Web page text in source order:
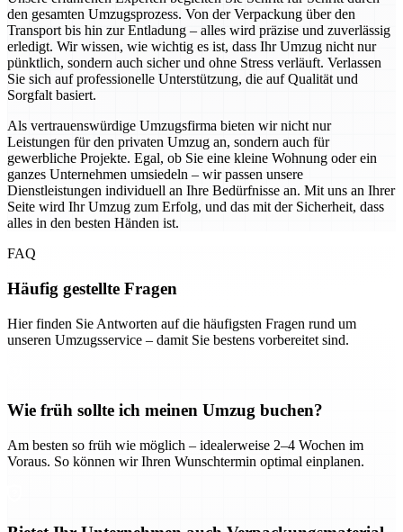
den gesamten Umzugsprozess. Von der Verpackung über den
Transport bis hin zur Entladung – alles wird präzise und zuverlässig
erledigt. Wir wissen, wie wichtig es ist, dass Ihr Umzug nicht nur
pünktlich, sondern auch sicher und ohne Stress verläuft. Verlassen
Sie sich auf professionelle Unterstützung, die auf Qualität und
Sorgfalt basiert.
Als vertrauenswürdige Umzugsfirma bieten wir nicht nur
Leistungen für den privaten Umzug an, sondern auch für
gewerbliche Projekte. Egal, ob Sie eine kleine Wohnung oder ein
ganzes Unternehmen umsiedeln – wir passen unsere
Dienstleistungen individuell an Ihre Bedürfnisse an. Mit uns an Ihrer
Seite wird Ihr Umzug zum Erfolg, und das mit der Sicherheit, dass
alles in den besten Händen ist.
FAQ
Häufig gestellte Fragen
Hier finden Sie Antworten auf die häufigsten Fragen rund um
unseren Umzugsservice – damit Sie bestens vorbereitet sind.
Wie früh sollte ich meinen Umzug buchen?
Am besten so früh wie möglich – idealerweise 2–4 Wochen im
Voraus. So können wir Ihren Wunschtermin optimal einplanen.